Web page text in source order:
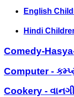
English
Hindi
Comedy-
Computer -
Cookery - વાનગી